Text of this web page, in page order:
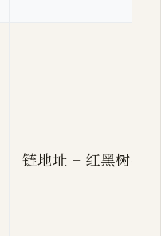
链地址 + 红黑树化